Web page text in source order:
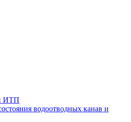
ИТП
водоотводных канав и